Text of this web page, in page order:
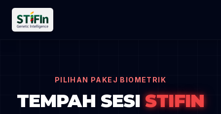
PILIHAN PAKEJ BIOMETRIK
TEMPAH SESISTIFIN